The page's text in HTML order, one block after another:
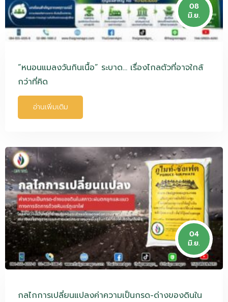
08
มิ.ย.
“หนอนแมลงวันกินเนื้อ” ระบาด… เรื่องไกลตัวที่อาจใกล้
กว่าที่คิด
อ่านเพิ่มเติม
04
มิ.ย.
กลไกการเปลี่ยนแปลงค่าความเป็นกรด-ด่างของดินใน